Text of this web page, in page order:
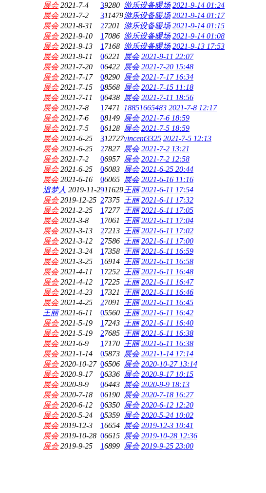
展会 2021-7-4 39280 游乐设备暖场 2021-9-14 01:24
展会 2021-7-2 311479游乐设备暖场 2021-9-14 01:17
展会 2021-8-31 27201 游乐设备暖场 2021-9-14 01:15
展会 2021-9-10 1 7086 游乐设备暖场 2021-9-14 01:08
展会 2021-9-13 1 7168 游乐设备暖场 2021-9-13 17:53
展会 2021-9-11 06221 展会 2021-9-11 22:07
展会 2021-7-20 06422 展会 2021-7-20 15:48
展会 2021-7-17 08290 展会 2021-7-17 16:34
展会 2021-7-15 08568 展会 2021-7-15 11:18
展会 2021-7-11 06438 展会 2021-7-11 18:56
展会 2021-7-8 1 7471 18851665483 2021-7-8 12:17
展会 2021-7-6 08149 展会 2021-7-6 18:59
展会 2021-7-5 06128 展会 2021-7-5 18:59
展会 2021-6-25 312727vincent3325 2021-7-5 12:13
展会 2021-6-25 27827 展会 2021-7-2 13:21
展会 2021-7-2 06957 展会 2021-7-2 12:58
展会 2021-6-25 06083 展会 2021-6-25 20:44
展会 2021-6-16 06065 展会 2021-6-16 11:16
追梦人 2019-11-2911629 王丽 2021-6-11 17:54
展会 2019-12-25 27375 王丽 2021-6-11 17:32
展会 2021-2-25 1 7277 王丽 2021-6-11 17:05
展会 2021-3-8 1 7061 王丽 2021-6-11 17:04
展会 2021-3-13 27213 王丽 2021-6-11 17:02
展会 2021-3-12 27586 王丽 2021-6-11 17:00
展会 2021-3-24 1 7358 王丽 2021-6-11 16:59
展会 2021-3-25 16914 王丽 2021-6-11 16:58
展会 2021-4-11 1 7252 王丽 2021-6-11 16:48
展会 2021-4-12 1 7225 王丽 2021-6-11 16:47
展会 2021-4-23 1 7321 王丽 2021-6-11 16:46
展会 2021-4-25 27091 王丽 2021-6-11 16:45
王丽 2021-6-11 05560 王丽 2021-6-11 16:42
展会 2021-5-19 1 7243 王丽 2021-6-11 16:40
展会 2021-5-19 27685 王丽 2021-6-11 16:38
展会 2021-6-9 1 7170 王丽 2021-6-11 16:38
展会 2021-1-14 05873 展会 2021-1-14 17:14
展会 2020-10-27 06506 展会 2020-10-27 13:14
展会 2020-9-17 06336 展会 2020-9-17 10:15
展会 2020-9-9 06443 展会 2020-9-9 18:13
展会 2020-7-18 06190 展会 2020-7-18 16:27
展会 2020-6-12 06350 展会 2020-6-12 12:20
展会 2020-5-24 05359 展会 2020-5-24 10:02
展会 2019-12-3 16654 展会 2019-12-3 10:41
展会 2019-10-28 06615 展会 2019-10-28 12:36
展会 2019-9-25 16899 展会 2019-9-25 23:00